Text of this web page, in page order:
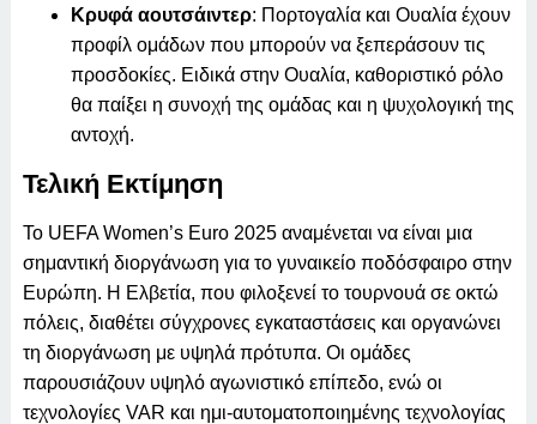
Κρυφά αουτσάιντερ: Πορτογαλία και Ουαλία έχουν
προφίλ ομάδων που μπορούν να ξεπεράσουν τις
προσδοκίες. Ειδικά στην Ουαλία, καθοριστικό ρόλο
θα παίξει η συνοχή της ομάδας και η ψυχολογική της
αντοχή.
Τελική Εκτίμηση
Το UEFA Women’s Euro 2025 αναμένεται να είναι μια
σημαντική διοργάνωση για το γυναικείο ποδόσφαιρο στην
Ευρώπη. Η Ελβετία, που φιλοξενεί το τουρνουά σε οκτώ
πόλεις, διαθέτει σύγχρονες εγκαταστάσεις και οργανώνει
τη διοργάνωση με υψηλά πρότυπα. Οι ομάδες
παρουσιάζουν υψηλό αγωνιστικό επίπεδο, ενώ οι
τεχνολογίες VAR και ημι-αυτοματοποιημένης τεχνολογίας